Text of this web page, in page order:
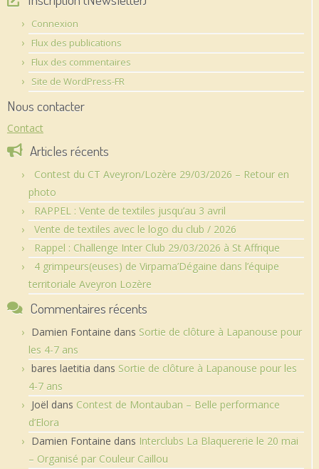
Connexion
Flux des publications
Flux des commentaires
Site de WordPress-FR
Nous contacter
Contact
Articles récents
Contest du CT Aveyron/Lozère 29/03/2026 – Retour en
photo
RAPPEL : Vente de textiles jusqu’au 3 avril
Vente de textiles avec le logo du club / 2026
Rappel : Challenge Inter Club 29/03/2026 à St Affrique
4 grimpeurs(euses) de Virpama’Dégaine dans l’équipe
territoriale Aveyron Lozère
Commentaires récents
Damien Fontaine dans Sortie de clôture à Lapanouse pour
les 4-7 ans
bares laetitia dans Sortie de clôture à Lapanouse pour les
4-7 ans
Joël dans Contest de Montauban – Belle performance
d’Elora
Damien Fontaine dans Interclubs La Blaquererie le 20 mai
– Organisé par Couleur Caillou